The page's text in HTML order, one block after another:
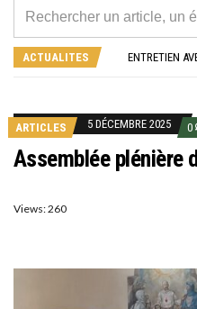
ACTUALITES
ARTICLES
5 DÉCEMBRE 2025 0
Assemblée plénière
Views: 260